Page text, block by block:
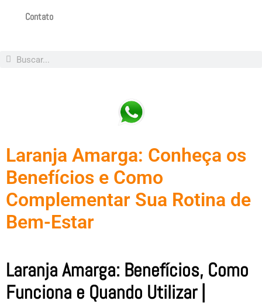
Contato
Laranja Amarga: Conheça os
Benefícios e Como
Complementar Sua Rotina de
Bem-Estar
Laranja Amarga: Benefícios, Como
Funciona e Quando Utilizar |